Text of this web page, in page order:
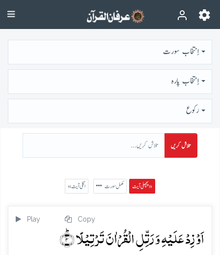
اِنتخاب سورت
اِنتخاب پارہ
رُكوع
تلاش کریں
پچھلی آیت » مکمل سورت « اگلی آیت
Play Copy
اَوۡ زِدۡ عَلَیۡہِ وَ رَتِّلِ الۡقُرۡاٰنَ تَرۡتِیۡلًا ؕ﴿۴﴾